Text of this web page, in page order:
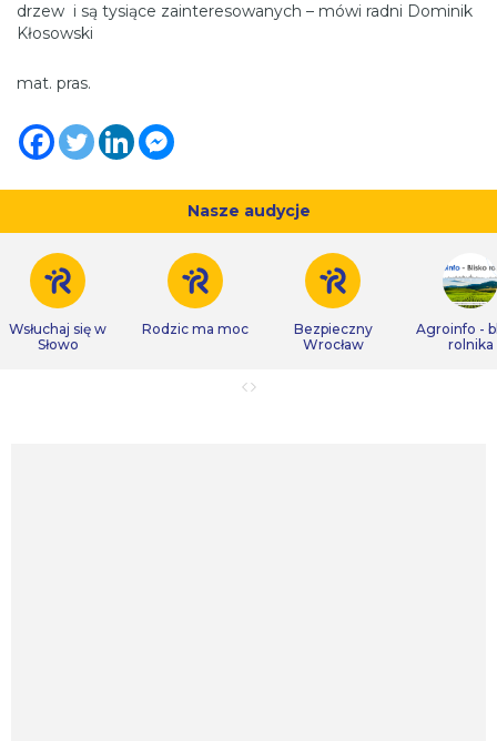
drzew i są tysiące zainteresowanych – mówi radni Dominik
Kłosowski
mat. pras.
Nasze audycje
Wsłuchaj się w
Słowo
Rodzic ma moc
Bezpieczny
Wrocław
Agroinfo -
rolnika